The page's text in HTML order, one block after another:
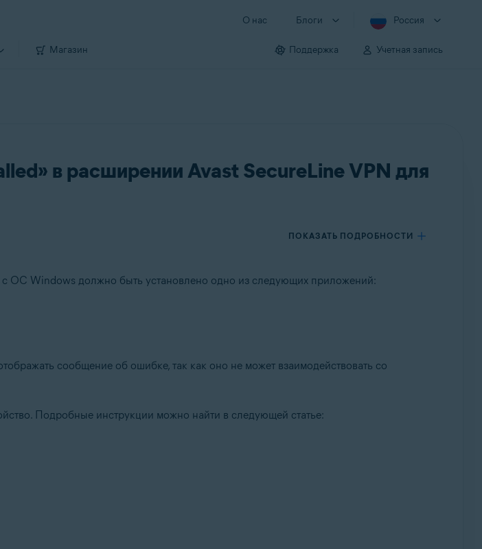
О нас Блоги Россия
Магазин Поддержка Учетная запись
в расширении Avast SecureLine VPN для
ПОКАЗАТЬ ПОДРОБНОСТИ
с ОС Windows должно быть установлено одно из следующих приложений:
сообщение об ошибке, так как оно не может взаимодействовать со
Подробные инструкции можно найти в следующей статье: